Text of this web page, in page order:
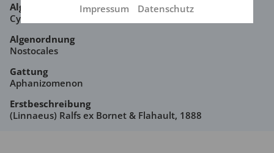
Algenklasse
Cyanobacteria
Algenordnung
Nostocales
Gattung
Aphanizomenon
Erstbeschreibung
(Linnaeus) Ralfs ex Bornet & Flahault, 1888
Impressum Datenschutz